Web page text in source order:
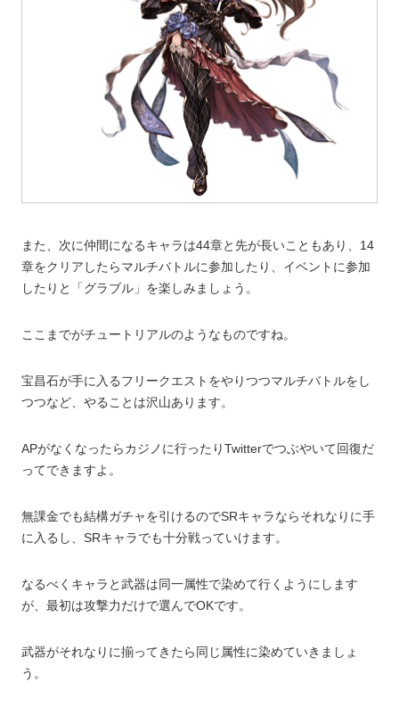
また、次に仲間になるキャラは44章と先が長いこともあり、14
章をクリアしたらマルチバトルに参加したり、イベントに参加
したりと「グラブル」を楽しみましょう。
ここまでがチュートリアルのようなものですね。
宝昌石が手に入るフリークエストをやりつつマルチバトルをし
つつなど、やることは沢山あります。
APがなくなったらカジノに行ったりTwitterでつぶやいて回復だ
ってできますよ。
無課金でも結構ガチャを引けるのでSRキャラならそれなりに手
に入るし、SRキャラでも十分戦っていけます。
なるべくキャラと武器は同一属性で染めて行くようにします
が、最初は攻撃力だけで選んでOKです。
武器がそれなりに揃ってきたら同じ属性に染めていきましょ
う。